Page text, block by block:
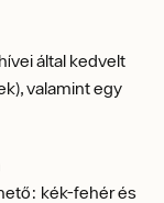
által kedvelt
valamint egy
kék-fehér és